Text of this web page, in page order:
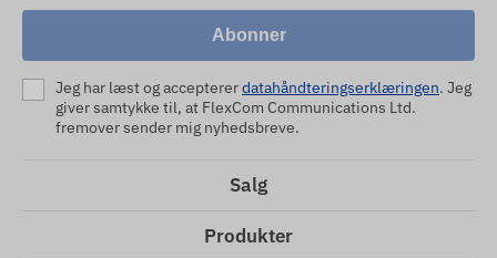
Abonner
Jeg har læst og acceptererdatahåndteringserklæringen. Jeg
giver samtykke til, at FlexCom Communications Ltd.
fremover sender mig nyhedsbreve.
Salg
Produkter